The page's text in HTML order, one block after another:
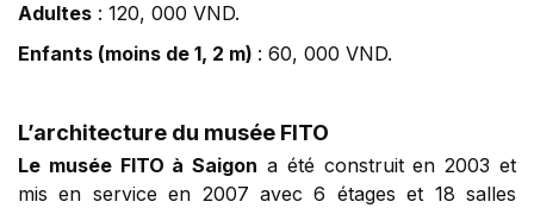
Adultes : 120, 000 VND.
Enfants (moins de 1, 2 m) : 60, 000 VND.
L’architecture du musée FITO
Le musée FITO à Saigon a été construit en 2003 et
mis en service en 2007 avec 6 étages et 18 salles